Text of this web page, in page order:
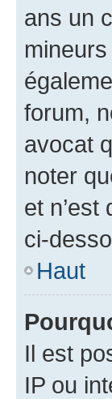
ans un
forum,
avocat
noter
et
ci-
Haut
Il est
IP ou